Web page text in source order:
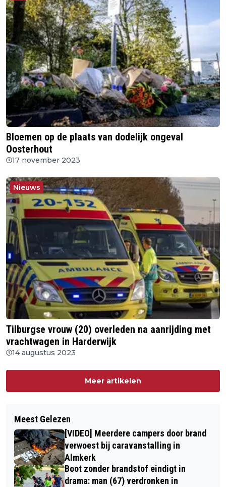
Bloemen op de plaats van dodelijk ongeval
Oosterhout
17 november 2023
Nieuws
Tilburgse vrouw (20) overleden na aanrijding met
vrachtwagen in Harderwijk
14 augustus 2023
Meer artikelen
Meest Gelezen
[VIDEO] Meerdere campers door brand
verwoest bij caravanstalling in
Almkerk
Boot zonder brandstof eindigt in
drama: man (67) verdronken in